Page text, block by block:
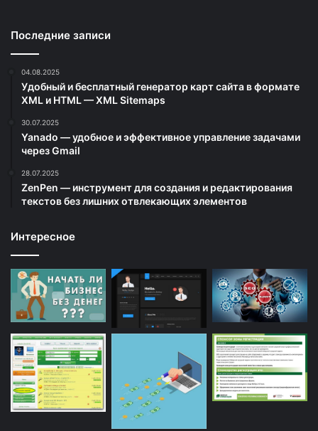
Последние записи
04.08.2025
Удобный и бесплатный генератор карт сайта в формате
XML и HTML — XML Sitemaps
30.07.2025
Yanado — удобное и эффективное управление задачами
через Gmail
28.07.2025
ZenPen — инструмент для создания и редактирования
текстов без лишних отвлекающих элементов
Интересное